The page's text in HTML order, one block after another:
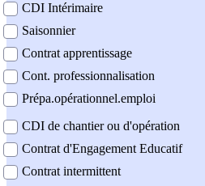
CDI Intérimaire
Saisonnier
Contrat apprentissage
Cont. professionnalisation
Prépa.opérationnel.emploi
CDI de chantier ou d'opération
Contrat d'Engagement Educatif
Contrat intermittent